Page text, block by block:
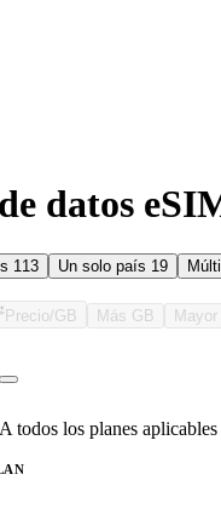
datos
113 Un solo país 19
Precio/GB Más GB
A todos los planes aplicables